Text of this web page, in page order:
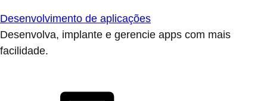
Desenvolvimento de aplicações
Desenvolva, implante e gerencie apps com mais
facilidade.